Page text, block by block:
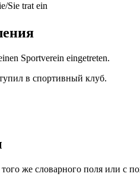
Sie trat ein
Sportverein eingetreten.
в спортивный клуб.
же словарного поля или с